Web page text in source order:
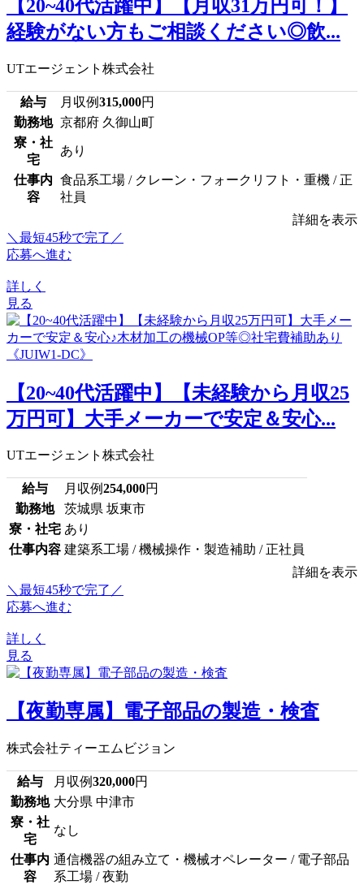
【20~40代活躍中】【月収31万円可！】
経験がない方もご相談ください◎飲...
UTエージェント株式会社
給与 月収例315,000円
勤務地 京都府 久御山町
寮・社
宅
あり
仕事内
容
食品系工場 / クレーン・フォークリフト・重機 / 正
社員
詳細を表示
＼最短45秒で完了／
応募へ進む
詳しく
見る
【20~40代活躍中】【未経験から月収25
万円可】大手メーカーで安定＆安心...
UTエージェント株式会社
給与 月収例254,000円
勤務地
茨城県 坂東市
寮・社宅 あり
仕事内容 建築系工場 / 機械操作・製造補助 / 正社員
詳細を表示
＼最短45秒で完了／
応募へ進む
詳しく
見る
【夜勤専属】電子部品の製造・検査
株式会社ティーエムビジョン
給与 月収例320,000円
勤務地 大分県 中津市
寮・社
宅
なし
仕事内
容
通信機器の組み立て・機械オペレーター / 電子部品
系工場 / 夜勤